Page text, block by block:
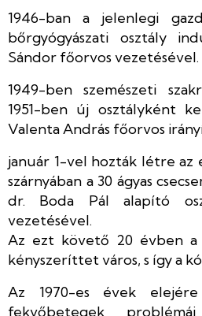
1946-ban a jelenlegi
bőrgyógyászati osztály
Sándor főorvos vezetésével.
1949-ben szemészeti
1951-ben új osztályként
Valenta András főorvos
január 1-vel hozták létre az
szárnyában a 30 ágyas
dr. Boda Pál alapító
vezetésével.
Az ezt követő 20 évben a
kényszeríttet város, s így a
Az 1970-es évek
fekvőbetegek